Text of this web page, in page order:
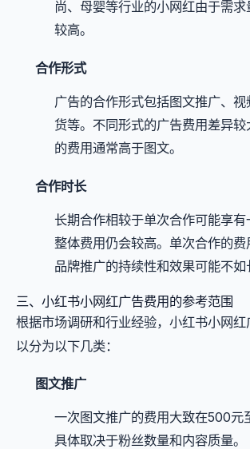
尚、母婴等行业的小网红由于需
较高。
合作形式
广告的合作形式包括图文推广、
货等。不同形式的广告费用差异
的费用通常高于图文。
合作时长
长期合作相较于单次合作可能享
整体费用仍会较高。单次合作的
品牌推广的持续性和效果可能不如
三、小红书小网红广告费用的参考范围
根据市场调研和行业经验，小红书小网
以分为以下几类：
图文推广
一次图文推广的费用大致在500元
具体取决于粉丝数量和内容质量。